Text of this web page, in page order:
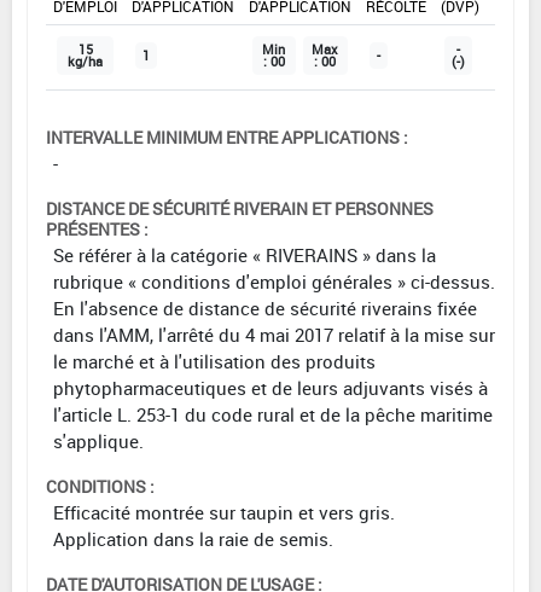
D'EMPLOI
D'APPLICATION
D'APPLICATION
RÉCOLTE
(DVP)
15
kg/ha 1 Min
: 00
Max
: 00 - -
(-)
INTERVALLE MINIMUM ENTRE APPLICATIONS :
-
DISTANCE DE SÉCURITÉ RIVERAIN ET PERSONNES
PRÉSENTES :
Se référer à la catégorie « RIVERAINS » dans la
rubrique « conditions d'emploi générales » ci-dessus.
En l'absence de distance de sécurité riverains fixée
dans l'AMM, l'arrêté du 4 mai 2017 relatif à la mise sur
le marché et à l'utilisation des produits
phytopharmaceutiques et de leurs adjuvants visés à
l'article L. 253-1 du code rural et de la pêche maritime
s'applique.
CONDITIONS :
Efficacité montrée sur taupin et vers gris.
Application dans la raie de semis.
DATE D'AUTORISATION DE L'USAGE :